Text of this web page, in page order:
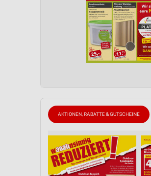
AKTIONEN, RABATTE & GUTSCHEINE